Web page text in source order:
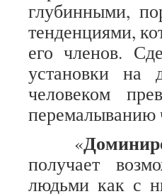
глубинными,
тенденциями,
его членов.
установки на
человеком
перемалыванию
«
получает
людьми как с